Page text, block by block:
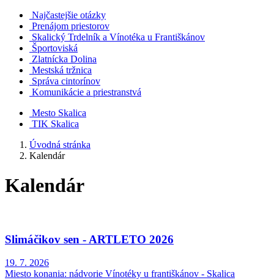
Najčastejšie otázky
Prenájom priestorov
Skalický Trdelník a Vínotéka u Františkánov
Športoviská
Zlatnícka Dolina
Mestská tržnica
Správa cintorínov
Komunikácie a​ priestranstvá
Mesto Skalica
TIK Skalica
Úvodná stránka
Kalendár
Kalendár
Slimáčikov sen - ARTLETO 2026
19. 7. 2026
Miesto konania: nádvorie Vínotéky u františkánov - Skalica